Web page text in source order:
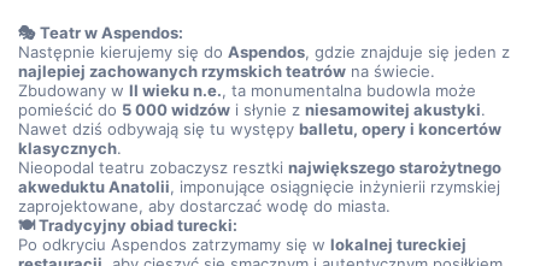
🎭 Teatr w Aspendos:
Następnie kierujemy się do Aspendos
najlepiej zachowanych rzymskich teatrów na świecie.
Zbudowany w II wieku n.e., ta monumentalna budowla może
pomieścić do 5 000 widzów i słynie z niesamowitej akustyki.
Nawet dziś odbywają się tu występy balletu, opery i koncertów
klasycznych.
Nieopodal teatru zobaczysz resztki największego starożytnego
akweduktu Anatolii, imponujące osiągnięcie inżynierii rzymskiej
zaprojektowane, aby dostarczać wodę do miasta.
🍽️ Tradycyjny obiad turecki:
Po odkryciu Aspendos zatrzymamy się w lokalnej tureckiej